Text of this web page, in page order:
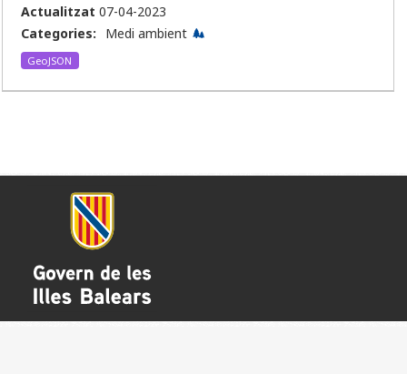
Actualitzat 07-04-2023
Categories:
Medi ambient
GeoJSON